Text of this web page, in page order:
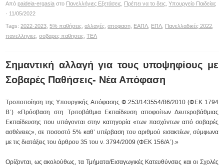
Απόpaideia-ergasia στο Πανελλήνιες Εξετάσεις Πρέπει να το δεις ,Υπουργείο Παιδείας
· 11/05/2022
Tags:2022-2023 ,5% παθήσεις ,αλλαγές ,αποφαση ΕΑΠΛ ΕΠΛ Πανελλαδικές 2022
πανελληνιες ,σοβαρες παθησεις ,ΤΕΛ
Σημαντική αλλαγή για τους υποψηφίους με
Σοβαρές Παθήσεις- Νέα Απόφαση
Τροποποίηση της Υπουργικής Απόφασης Φ.253/143554/Β6/2010 (ΦΕΚ 1794
Β΄) «Πρόσβαση στη Τριτοβάθμια Εκπαίδευση αποφοίτων Δευτεροβάθμιας
Εκπαίδευσης που υπάγονται στην κατηγορία «των πασχόντων από σοβαρές
ασθένειες», σε ποσοστό 5% καθ’ υπέρβαση του αριθμού εισακτέων, σύμφωνα
με τις διατάξεις του άρθρου 35 του ν. 3794/2009 (ΦΕΚ 156/Α΄).»
Ορίζονται, ως ακολούθως, τα Τμήματα/Εισαγωγικές Κατευθύνσεις και οι Σχολές